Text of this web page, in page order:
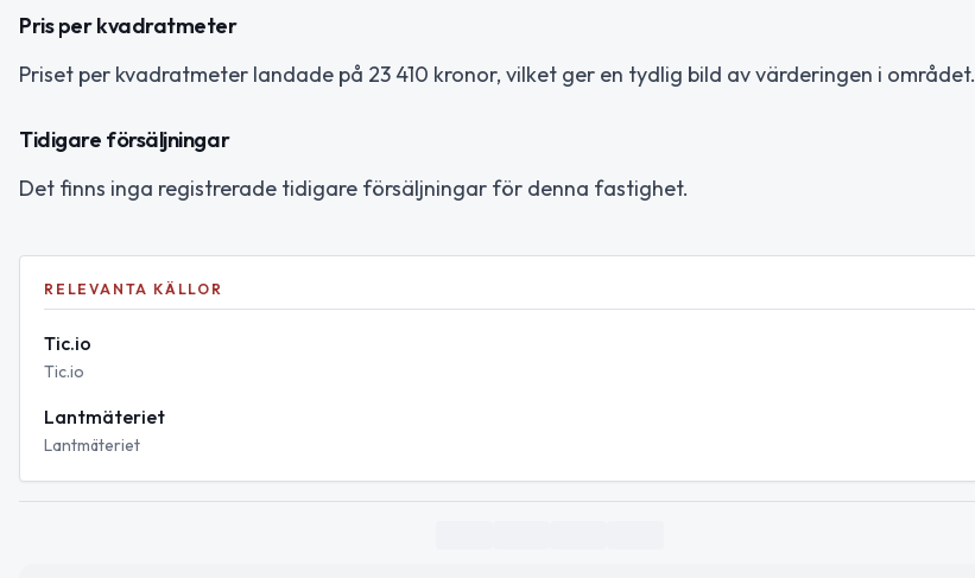
Pris per kvadratmeter
Priset per kvadratmeter landade på 23 410 kronor, vilket ger en tydlig bild av värderingen i området.
Tidigare försäljningar
Det finns inga registrerade tidigare försäljningar för denna fastighet.
RELEVANTA KÄLLOR
Tic.io
Tic.io
Lantmäteriet
Lantmäteriet